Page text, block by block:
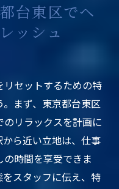
台東区でヘ
ッシュ
セットするための特
まず、東京都台東区
リラックスを計画に
ら近い立地は、仕事
時間を享受できま
スタッフに伝え、特